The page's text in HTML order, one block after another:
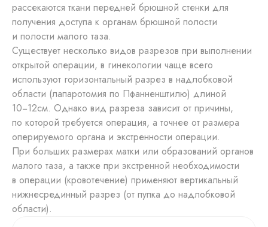
рассекаются ткани передней брюшной стенки для
получения доступа к органам брюшной полости
и полости малого таза.
Существует несколько видов разрезов при выполнении
открытой операции, в гинекологии чаще всего
используют горизонтальный разрез в надлобковой
области (лапаротомия по Пфанненштилю) длиной
10−12см. Однако вид разреза зависит от причины,
по которой требуется операция, а точнее от размера
оперируемого органа и экстренности операции.
При больших размерах матки или образований органов
малого таза, а также при экстренной необходимости
в операции (кровотечение) применяют вертикальный
нижнесрединный разрез (от пупка до надлобковой
области).